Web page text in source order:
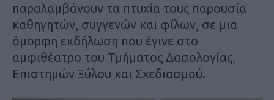
παραλαμβάνουν τα πτυχία τους παρουσία
καθηγητών, συγγενών και φίλων, σε μια
όμορφη εκδήλωση που έγινε στο
αμφιθέατρο του Τμήματος Δασολογίας,
Επιστημών Ξύλου και Σχεδιασμού.